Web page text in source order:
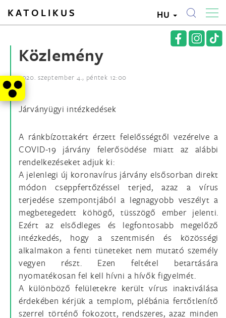
KATOLIKUS HU
Közlemény
2020. szeptember 4., péntek 12:00
Járványügyi intézkedések
A ránkbízottakért érzett felelősségtől vezérelve a
COVID-19 járvány felerősödése miatt az alábbi
rendelkezéseket adjuk ki:
A jelenlegi új koronavírus járvány elsősorban direkt
módon cseppfertőzéssel terjed, azaz a vírus
terjedése szempontjából a legnagyobb veszélyt a
megbetegedett köhögő, tüsszögő ember jelenti.
Ezért az elsődleges és legfontosabb megelőző
intézkedés, hogy a szentmisén és közösségi
alkalmakon a fenti tüneteket nem mutató személy
vegyen részt. Ezen feltétel betartására
nyomatékosan fel kell hívni a hívők figyelmét.
A különböző felületekre került vírus inaktiválása
érdekében kérjük a templom, plébánia fertőtlenítő
szerrel történő fokozott, rendszeres, azaz minden